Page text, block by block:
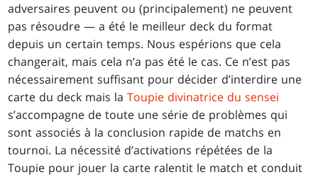
adversaires peuvent ou (principalement) ne peuvent
pas résoudre — a été le meilleur deck du format
depuis un certain temps. Nous espérions que cela
changerait, mais cela n’a pas été le cas. Ce n’est pas
nécessairement suffisant pour décider d’interdire une
carte du deck mais laToupie divinatrice du sensei
s’accompagne de toute une série de problèmes qui
sont associés à la conclusion rapide de matchs en
tournoi. La nécessité d’activations répétées de la
Toupie pour jouer la carte ralentit le match et conduit